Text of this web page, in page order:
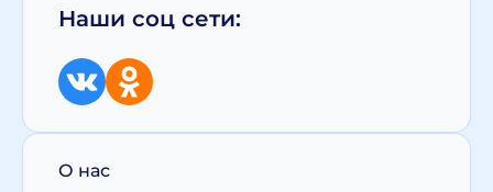
Наши соц сети:
О нас